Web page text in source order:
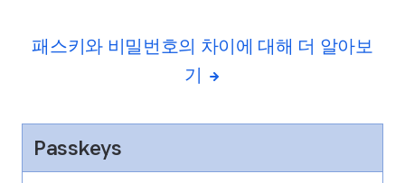
패스키와 비밀번호의 차이에 대해 더 알아보
기
Passkeys